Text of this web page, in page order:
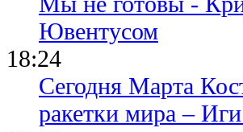
Ювентусом
18:24
Сегодня Марта
ракетки мира –